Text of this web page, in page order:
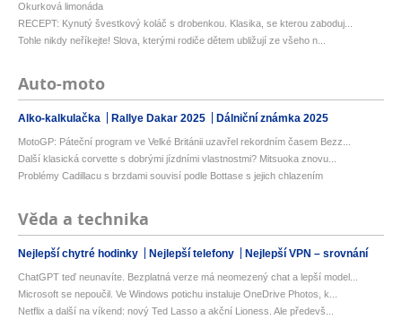
Okurková limonáda
RECEPT: Kynutý švestkový koláč s drobenkou. Klasika, se kterou zaboduj...
Tohle nikdy neříkejte! Slova, kterými rodiče dětem ubližují ze všeho n...
Auto-moto
Alko-kalkulačka Rallye Dakar 2025 Dálniční známka 2025
MotoGP: Páteční program ve Velké Británii uzavřel rekordním časem Bezz...
Další klasická corvette s dobrými jízdními vlastnostmi? Mitsuoka znovu...
Problémy Cadillacu s brzdami souvisí podle Bottase s jejich chlazením
Věda a technika
Nejlepší chytré hodinky Nejlepší telefony Nejlepší VPN – srovnání
ChatGPT teď neunavíte. Bezplatná verze má neomezený chat a lepší model...
Microsoft se nepoučil. Ve Windows potichu instaluje OneDrive Photos, k...
Netflix a další na víkend: nový Ted Lasso a akční Lioness. Ale předevš...